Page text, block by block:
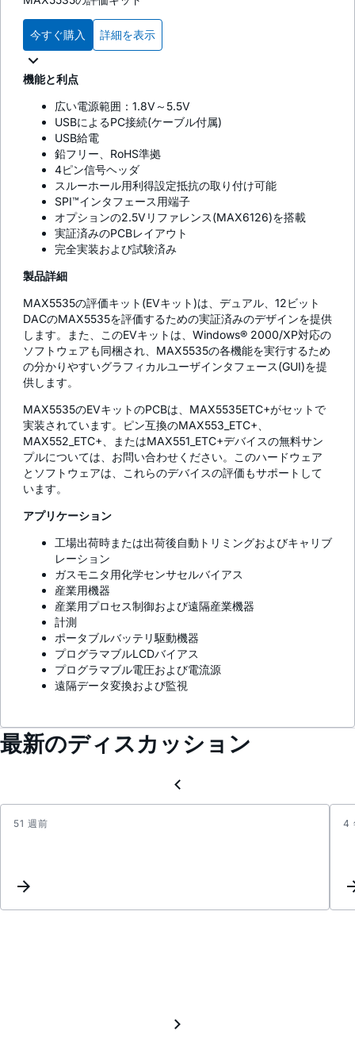
今すぐ購入 詳細を表示
機能と利点
広い電源範囲：1.8V～5.5V
USBによるPC接続(ケーブル付属)
USB給電
鉛フリー、RoHS準拠
4ピン信号ヘッダ
スルーホール用利得設定抵抗の取り付け可能
SPI™インタフェース用端子
オプションの2.5Vリファレンス(MAX6126)を搭載
実証済みのPCBレイアウト
完全実装および試験済み
製品詳細
MAX5535の評価キット(EVキット)は、デュアル、12ビット
DACのMAX5535を評価するための実証済みのデザインを提供
します。また、このEVキットは、Windows® 2000/XP対応の
ソフトウェアも同梱され、MAX5535の各機能を実行するため
の分かりやすいグラフィカルユーザインタフェース(GUI)を提
供します。
MAX5535のEVキットのPCBは、MAX5535ETC+がセットで
実装されています。ピン互換のMAX553_ETC+、
MAX552_ETC+、またはMAX551_ETC+デバイスの無料サン
プルについては、お問い合わせください。このハードウェア
とソフトウェアは、これらのデバイスの評価もサポートして
います。
アプリケーション
工場出荷時または出荷後自動トリミングおよびキャリブ
レーション
ガスモニタ用化学センサセルバイアス
産業用機器
産業用プロセス制御および遠隔産業機器
計測
ポータブルバッテリ駆動機器
プログラマブルLCDバイアス
プログラマブル電圧および電流源
遠隔データ変換および監視
最新のディスカッション
51 週前 4